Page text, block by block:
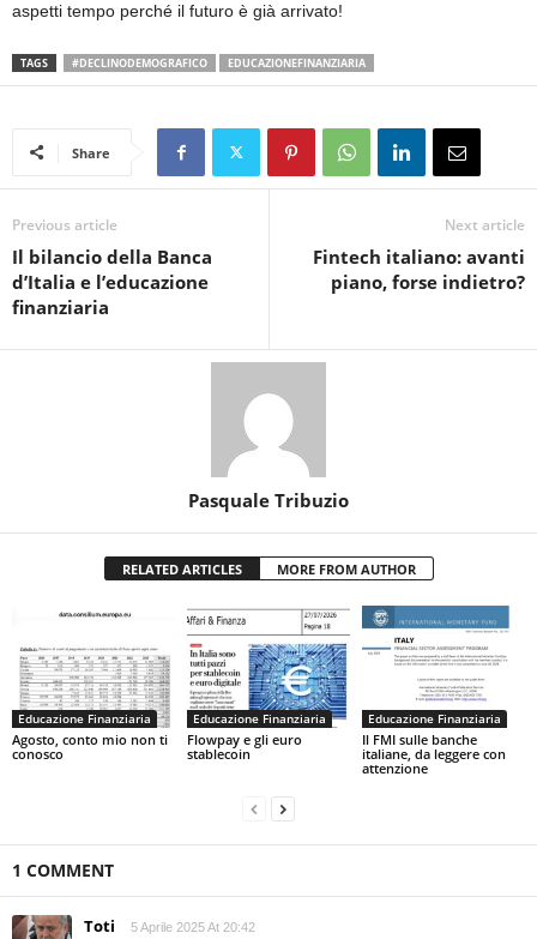
aspetti tempo perché il futuro è già arrivato!
TAGS #DECLINODEMOGRAFICO EDUCAZIONEFINANZIARIA
Share
Previous article
Il bilancio della Banca
d’Italia e l’educazione
finanziaria
Next article
Fintech italiano: avanti
piano, forse indietro?
Pasquale Tribuzio
RELATED ARTICLES MORE FROM AUTHOR
Educazione Finanziaria
Agosto, conto mio non ti
conosco
Educazione Finanziaria
Flowpay e gli euro
stablecoin
Educazione Finanziaria
Il FMI sulle banche
italiane, da leggere con
attenzione
1 COMMENT
Toti 5 Aprile 2025 At 20:42